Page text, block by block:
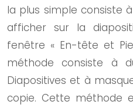
la plus simple consiste
afficher sur la
fenêtre « En-tête et
méthode consiste à
Diapositives et à
copie. Cette méthode